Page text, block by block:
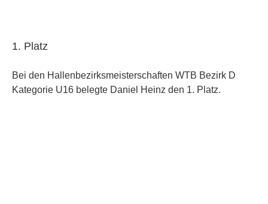
1. Platz
Bei den Hallenbezirksmeisterschaften WTB Bezirk D
Kategorie U16 belegte Daniel Heinz den 1. Platz.